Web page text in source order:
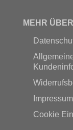
MEHR
Impressum
Cookie